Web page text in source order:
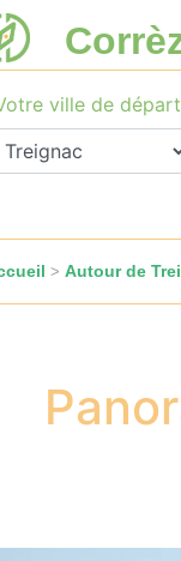
ville de départ
> Autour de